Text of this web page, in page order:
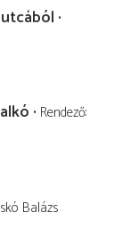
Rendező
Balázs